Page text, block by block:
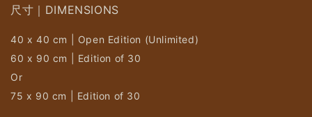
尺寸｜DIMENSIONS
40 x 40 cm | Open Edition (Unlimited)
60 x 90 cm | Edition of 30
Or
75 x 90 cm | Edition of 30